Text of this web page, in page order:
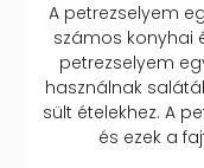
A petrezselyem
számos konyhai
petrezselyem
használnak
sült ételekhez. A
és ezek a